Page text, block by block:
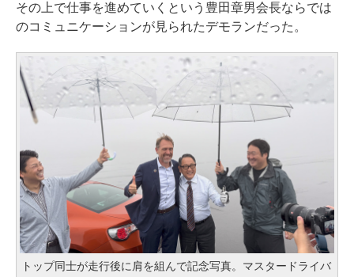
その上で仕事を進めていくという豊田章男会長ならでは
のコミュニケーションが見られたデモランだった。
トップ同士が走行後に肩を組んで記念写真。マスタードライバ